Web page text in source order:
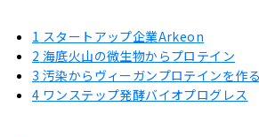
1 スタートアップ企業Arkeon
2 海底火山の微生物からプロテイン
3 汚染からヴィーガンプロテインを作る
4 ワンステップ発酵バイオプログレス